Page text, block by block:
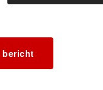
bericht